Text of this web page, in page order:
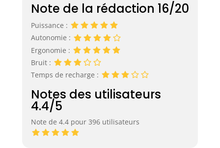
Note de la rédaction 16/20
Puissance :
Autonomie :
Ergonomie :
Bruit :
Temps de recharge :
Notes des utilisateurs
4.4/5
Note de 4.4 pour 396 utilisateurs